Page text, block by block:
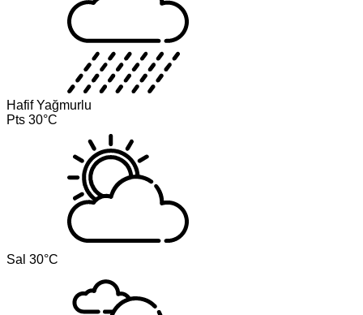
Hafif Yağmurlu
Pts 30°C
Sal 30°C